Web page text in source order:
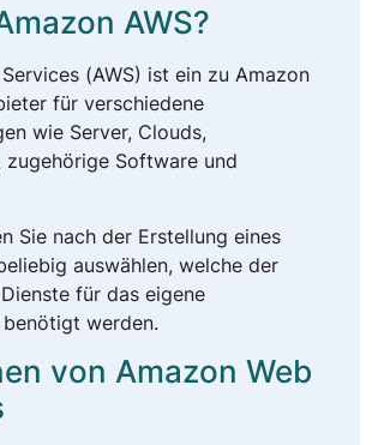
AWS?
(AWS) ist ein zu Amazon
für verschiedene
wie Server, Clouds,
zugehörige Software und
Sie nach der Erstellung eines
auswählen, welche der
für das eigene
werden.
von Amazon Web